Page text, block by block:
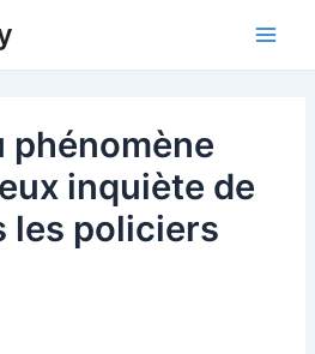
phénomène
inquiète de
les policiers